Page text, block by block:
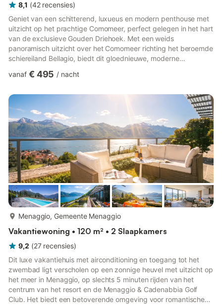
8,1 (42 recensies)
Geniet van een schitterend, luxueus en modern penthouse met
uitzicht op het prachtige Comomeer, perfect gelegen in het hart
van de exclusieve Gouden Driehoek. Met een weids
panoramisch uitzicht over het Comomeer richting het beroemde
schiereiland Bellagio, biedt dit gloednieuwe, moderne
toevluchtsoord voor gezinnen, met flexibele accommodatie
op de heuvel, maar toch op slechts een korte wandeling van de
oever van het Comomeer en het levendige stadscentrum van
Menaggio, is dit serene ...
vanaf € 495 / nacht
Menaggio, Gemeente Menaggio
Vakantiewoning • 120 m² • 2 Slaapkamers
9,2 (27 recensies)
Dit luxe vakantiehuis met airconditioning en toegang tot het
zwembad ligt verscholen op een zonnige heuvel met uitzicht op
het meer in Menaggio, op slechts 5 minuten rijden van het
centrum van het resort en de Menaggio & Cadenabbia Golf
Club. Het biedt een betoverende omgeving voor romantische